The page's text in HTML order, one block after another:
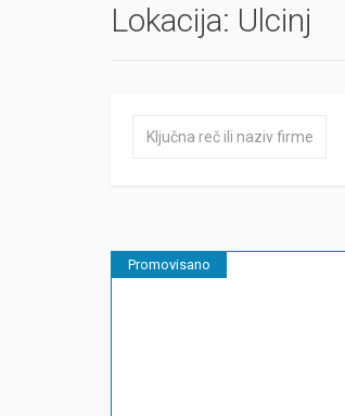
Lokacija: Ulcinj
Promovisano